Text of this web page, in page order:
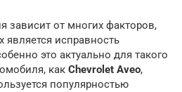
зависит от многих факторов,
исправность
это актуально для такого
как Chevrolet Aveo,
популярностью